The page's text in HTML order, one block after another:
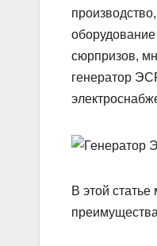
сюрпризов,
генератор
В этой